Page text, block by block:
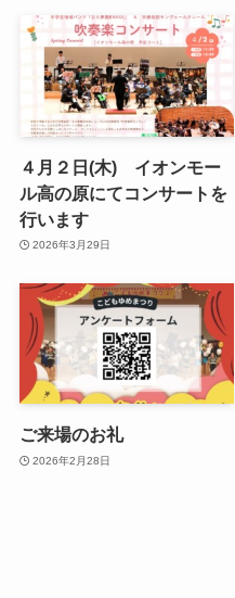
４月２日(木) イオンモー
ル高の原にてコンサートを
行います
2026年3月29日
ご来場のお礼
2026年2月28日